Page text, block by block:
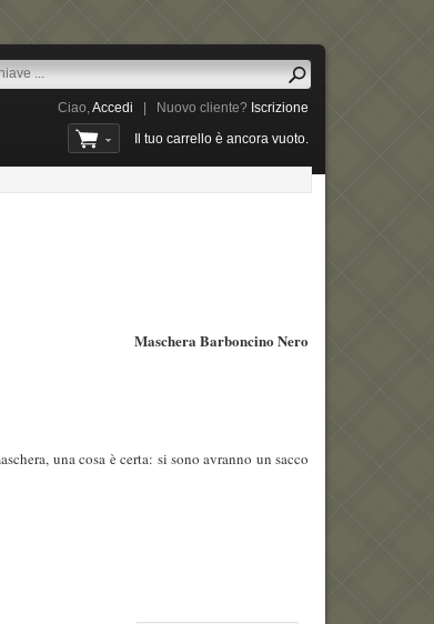
Ciao,Accedi Nuovo cliente? Iscrizione
Il tuo carrello è ancora vuoto.
Maschera Barboncino Nero
una cosa è certa: si sono avranno un sacco